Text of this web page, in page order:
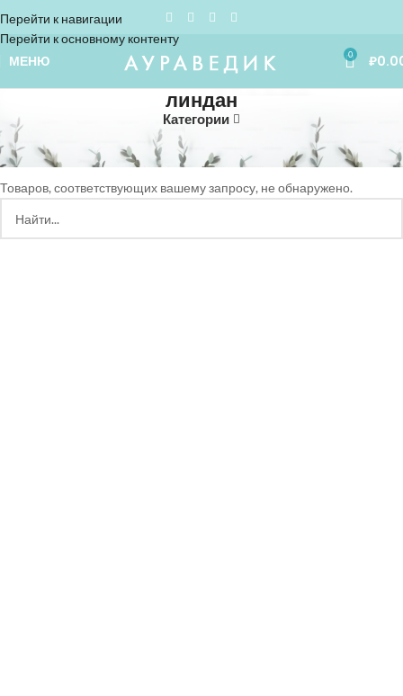
Перейти к навигации
Перейти к основному контенту
МЕНЮ 0 ₽
линдан
Категории
Home
Товаров, соответствующих вашему запросу, не обнаружено.